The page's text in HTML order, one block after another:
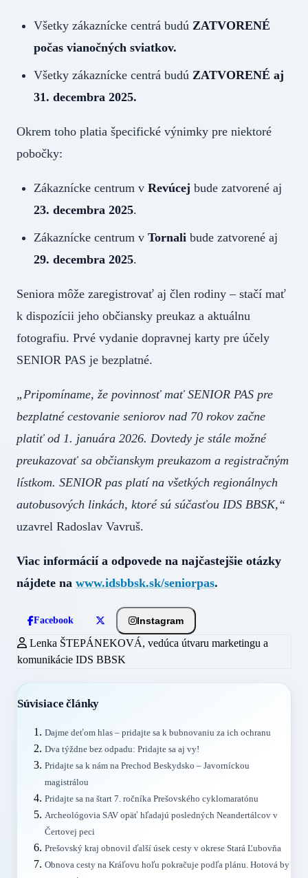
Všetky zákaznícke centrá budú ZATVORENÉ
počas vianočných sviatkov.
Všetky zákaznícke centrá budú ZATVORENÉ aj
31. decembra 2025.
Okrem toho platia špecifické výnimky pre niektoré
pobočky:
Zákaznícke centrum vRevúcej bude zatvorené aj
23. decembra 2025.
Zákaznícke centrum vTornali bude zatvorené aj
29. decembra 2025.
Seniora môže zaregistrovať aj člen rodiny – stačí mať
k dispozícii jeho občiansky preukaz a aktuálnu
fotografiu. Prvé vydanie dopravnej karty pre účely
SENIOR PAS je bezplatné.
„Pripomíname, že povinnosť mať SENIOR PAS pre
bezplatné cestovanie seniorov nad 70 rokov začne
platiť od 1. januára 2026. Dovtedy je stále možné
preukazovať sa občianskym preukazom a registračným
lístkom. SENIOR pas platí na všetkých regionálnych
autobusových linkách, ktoré sú súčasťou IDS BBSK,“
uzavrel Radoslav Vavruš.
Viac informácií a odpovede na najčastejšie otázky
nájdete na www.idsbbsk.sk/seniorpas.
Facebook Instagram
Lenka ŠTEPÁNEKOVÁ, vedúca útvaru marketingu a
komunikácie IDS BBSK
Súvisiace články
Dajme deťom hlas – pridajte sa k bubnovaniu za ich ochranu
Dva týždne bez odpadu: Pridajte sa aj vy!
Pridajte sa k nám na Prechod Beskydsko – Javorníckou
magistrálou
Pridajte sa na štart 7. ročníka Prešovského cyklomaratónu
Archeológovia SAV opäť hľadajú posledných Neandertálcov v
Čertovej peci
Prešovský kraj obnovil ďalší úsek cesty v okrese Stará Ľubovňa
Obnova cesty na Kráľovu hoľu pokračuje podľa plánu. Hotová by